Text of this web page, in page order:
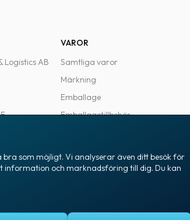
Logistics AB
VAROR
Samtliga varor
Märkning
Emballage
Emballagetillbehör
som möjligt. Vi analyserar även ditt besök för
information och marknadsföring till dig. Du kan